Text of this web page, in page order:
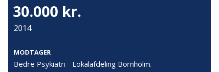
30.000 kr.
2014
MODTAGER
Bedre Psykiatri - Lokalafdeling Bornholm.
aktiviteter direkte i din indbakke.